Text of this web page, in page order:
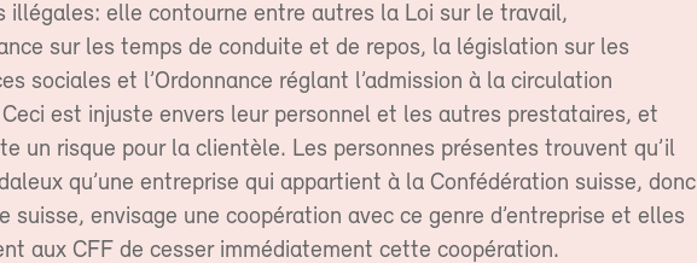
illégales: elle contourne entre autres la Loi sur le travail,
sur les temps de conduite et de repos, la législation sur les
sociales et l’Ordonnance réglant l’admission à la circulation
est injuste envers leur personnel et les autres prestataires, et
un risque pour la clientèle. Les personnes présentes trouvent qu’il
qu’une entreprise qui appartient à la Confédération suisse, donc
suisse, envisage une coopération avec ce genre d’entreprise et elles
aux CFF de cesser immédiatement cette coopération.